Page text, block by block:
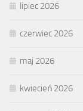
lipiec 2026
czerwiec 2026
maj 2026
kwiecień 2026